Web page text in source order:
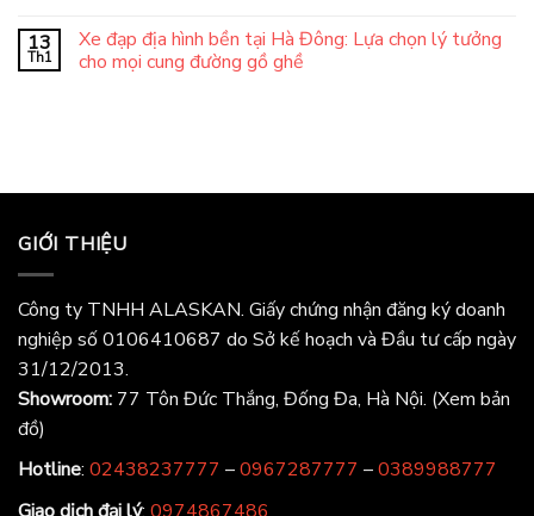
13
Th1
Xe đạp địa hình bền tại Hà Đông: Lựa chọn lý tưởng
cho mọi cung đường gồ ghề
GIỚI THIỆU
Công ty TNHH ALASKAN. Giấy chứng nhận đăng ký doanh
nghiệp số 0106410687 do Sở kế hoạch và Đầu tư cấp ngày
31/12/2013.
Showroom: 77 Tôn Đức Thắng, Đống Đa, Hà Nội. (Xem bản
đồ)
Hotline: 02438237777 –0967287777 –0389988777